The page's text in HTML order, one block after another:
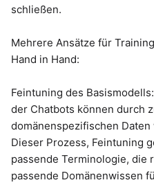
schließen.
Mehrere Ansätze für
Hand in Hand:
Feintuning des
der Chatbots können durch
domänenspezifischen
Dieser Prozess, Feintuning
passende Terminologie, die
passende Domänenwissen